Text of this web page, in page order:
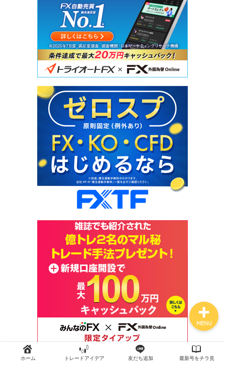
ホーム トレードアイデア 友だち追加 最新号をチラ見
MENU
トップページ
外国為替 vol.18
発売のお知らせ
トレードアイデア
最新記事（すべての記事）